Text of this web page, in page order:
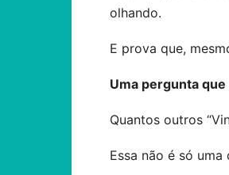
olhando.
E prova que,
Uma pergunta que
Quantos outros
Essa não é só